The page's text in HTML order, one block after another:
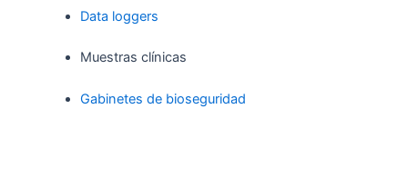
Data loggers
Muestras clínicas
Gabinetes de bioseguridad